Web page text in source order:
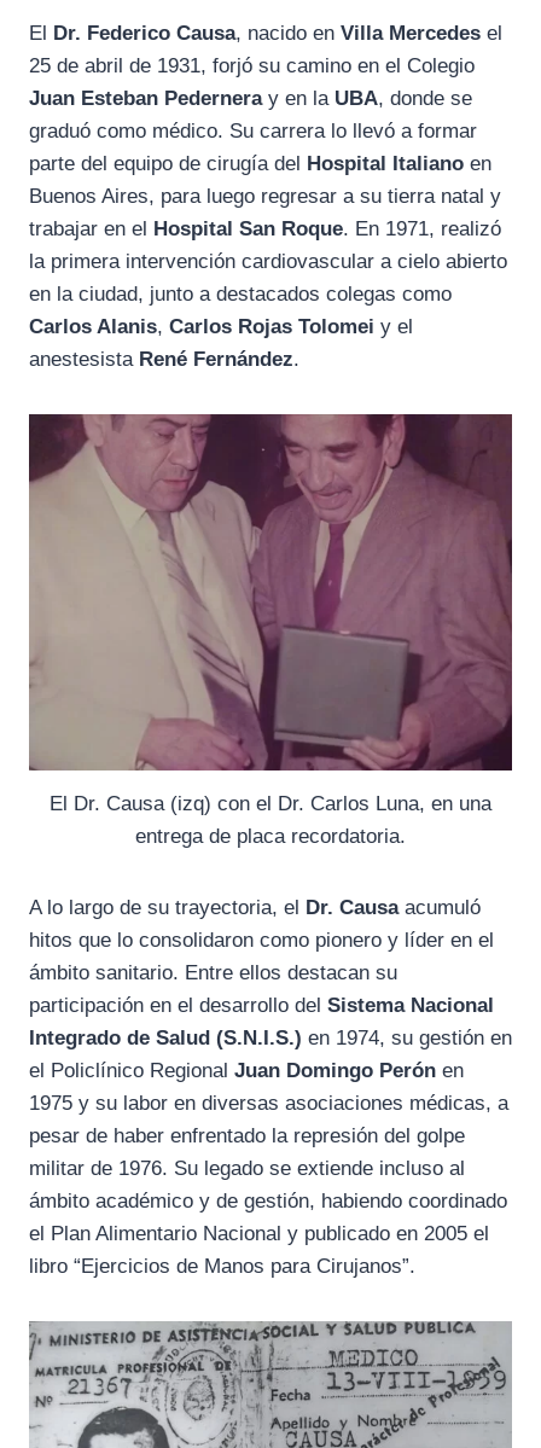
El Dr. Federico Causa, nacido en Villa Mercedes el
25 de abril de 1931, forjó su camino en el Colegio
Juan Esteban Pederneray en la UBA, donde se
graduó como médico. Su carrera lo llevó a formar
parte del equipo de cirugía del Hospital Italiano en
Buenos Aires, para luego regresar a su tierra natal y
trabajar en el Hospital San Roque. En 1971, realizó
la primera intervención cardiovascular a cielo abierto
en la ciudad, junto a destacados colegas como
Carlos Alanis, Carlos Rojas Tolomei y el
anestesista René Fernández.
El Dr. Causa (izq) con el Dr. Carlos Luna, en una
entrega de placa recordatoria.
A lo largo de su trayectoria, el Dr. Causaacumuló
hitos que lo consolidaron como pionero y líder en el
ámbito sanitario. Entre ellos destacan su
participación en el desarrollo del Sistema Nacional
Integrado de Salud (S.N.I.S.) en 1974, su gestión en
el Policlínico Regional Juan Domingo Perón en
1975 y su labor en diversas asociaciones médicas, a
pesar de haber enfrentado la represión del golpe
militar de 1976. Su legado se extiende incluso al
ámbito académico y de gestión, habiendo coordinado
el Plan Alimentario Nacional y publicado en 2005 el
libro “Ejercicios de Manos para Cirujanos”.